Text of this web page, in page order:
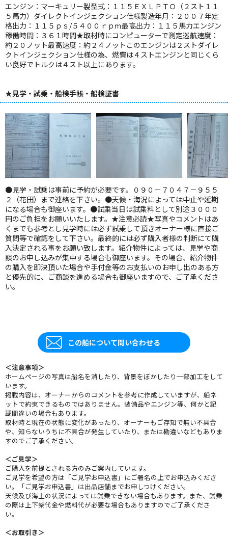
エンジン：マーキュリー製型式：１１５ＥＸＬＰＴＯ（２スト１１
５馬力）ダイレクトインジェクション仕様製造年月：２００７年定
格出力：１１５ｐｓ/５４００ｒｐｍ最高出力：１１５馬力エンジン
稼働時間：３６１時間★取材時にコンピューターで測定巡航速度：
約２０ノット最高速度：約２４ノットこのエンジンは２ストダイレ
クトインジェクション仕様の為、燃費は４ストエンジンと同じくら
い良好でトルクは４スト以上にあります。
★見学・試乗・船検手帳・船検証書
●見学・試乗は事前に予約が必要です。０９０－７０４７－９５５
２（花田）まで連絡を下さい。●天候・海況によっては中止や延期
になる場合も御座います。●試乗当日は試乗料として別途３０００
円のご負担をお願いいたします。★注意必読★写真やコメントはあ
くまでも参考とし見学時には必ず試乗して頂きオーナー様に直接ご
質問等で確認をして下さい。最終的には必ず購入者様の判断にて購
入決定される事をお願い致します。紹介物件によっては、見学や商
談のお申し込みが集中する場合も御座います。その場合、紹介物件
の購入を即決頂いた場合や手付金等のお支払いのお申し出のある方
と優先的に、ご商談を進める場合も御座いますので、ご了承くださ
い。
この船について問い合わせる
＜注意事項＞
ホームページの写真は船名を消したり、背景をぼかしたり一部加工をして
います。
掲載内容は、オーナーからのコメントを参考に作成していますが、船ネ
ットで約束できるものではありません。装備品やエンジン等、何かと記
載間違いの場合もあります。
取材時と現在の状態に変化があったり、オーナーもご存知で無い不具合
や、知らないうちに不具合が発生していたり、または勘違いなどもありま
すのでご了承ください。
＜ご見学＞
ご購入を前提とされる方のみご案内しています。
ご見学を希望の方は「ご見学お申込書」にご署名の上でお申込みくださ
い。「ご見学お申込書」は出品店舗までお申しつけください。
天候及び海上の状況によっては試乗できない場合もあります。また、試乗
の際は上下架代金や燃料代が必要な場合もありますのでご了承くださ
い。
＜お取引き＞